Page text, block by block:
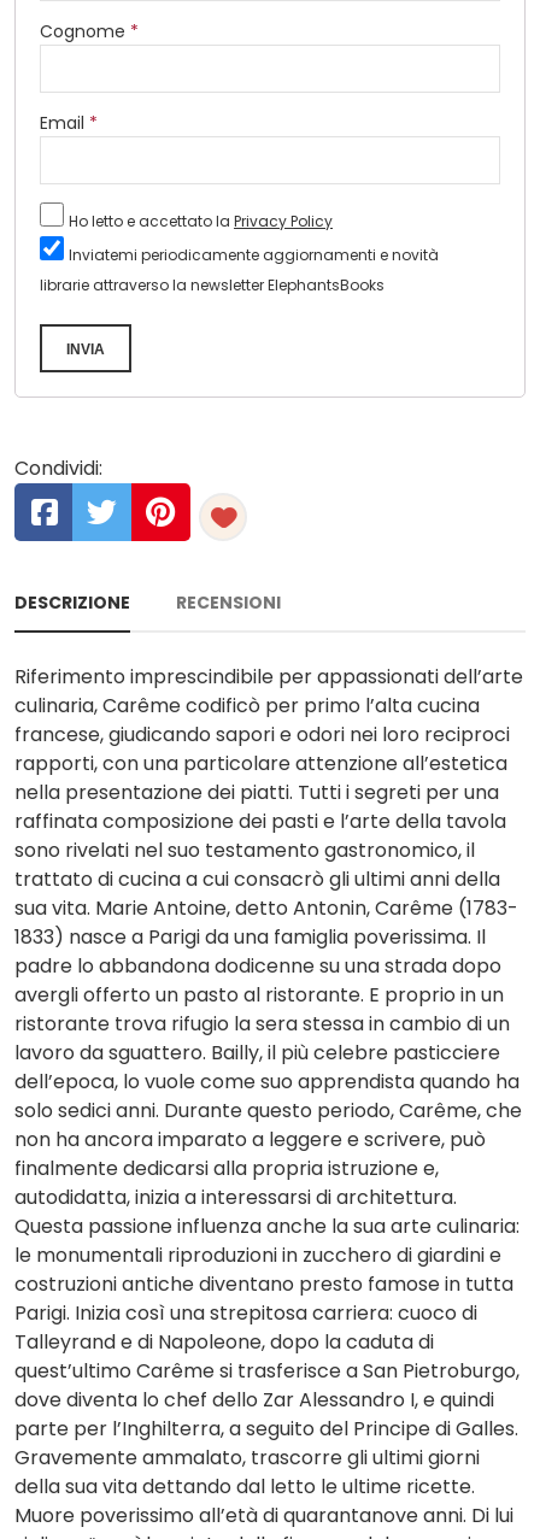
Cognome *
Email *
Ho letto e accettato la Privacy Policy
Inviatemi periodicamente aggiornamenti e novità
librarie attraverso la newsletter ElephantsBooks
INVIA
Condividi:
DESCRIZIONE RECENSIONI
Riferimento imprescindibile per appassionati dell’arte
culinaria, Carême codificò per primo l’alta cucina
francese, giudicando sapori e odori nei loro reciproci
rapporti, con una particolare attenzione all’estetica
nella presentazione dei piatti. Tutti i segreti per una
raffinata composizione dei pasti e l’arte della tavola
sono rivelati nel suo testamento gastronomico, il
trattato di cucina a cui consacrò gli ultimi anni della
sua vita. Marie Antoine, detto Antonin, Carême (1783-
1833) nasce a Parigi da una famiglia poverissima. Il
padre lo abbandona dodicenne su una strada dopo
avergli offerto un pasto al ristorante. E proprio in un
ristorante trova rifugio la sera stessa in cambio di un
lavoro da sguattero. Bailly, il più celebre pasticciere
dell’epoca, lo vuole come suo apprendista quando ha
solo sedici anni. Durante questo periodo, Carême, che
non ha ancora imparato a leggere e scrivere, può
finalmente dedicarsi alla propria istruzione e,
autodidatta, inizia a interessarsi di architettura.
Questa passione influenza anche la sua arte culinaria:
le monumentali riproduzioni in zucchero di giardini e
costruzioni antiche diventano presto famose in tutta
Parigi. Inizia così una strepitosa carriera: cuoco di
Talleyrand e di Napoleone, dopo la caduta di
quest’ultimo Carême si trasferisce a San Pietroburgo,
dove diventa lo chef dello Zar Alessandro I, e quindi
parte per l’Inghilterra, a seguito del Principe di Galles.
Gravemente ammalato, trascorre gli ultimi giorni
della sua vita dettando dal letto le ultime ricette.
Muore poverissimo all’età di quarantanove anni. Di lui